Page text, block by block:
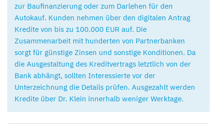
zur Baufinanzierung oder zum Darlehen für den
Autokauf. Kunden nehmen über den digitalen Antrag
Kredite von bis zu 100.000 EUR auf. Die
Zusammenarbeit mit hunderten von Partnerbanken
sorgt für günstige Zinsen und sonstige Konditionen. Da
die Ausgestaltung des Kreditvertrags letztlich von der
Bank abhängt, sollten Interessierte vor der
Unterzeichnung die Details prüfen. Ausgezahlt werden
Kredite über Dr. Klein innerhalb weniger Werktage.